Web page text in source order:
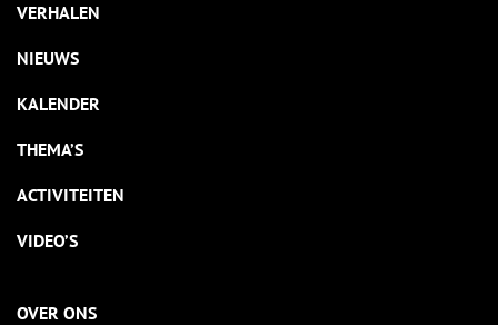
VERHALEN
NIEUWS
KALENDER
THEMA’S
ACTIVITEITEN
VIDEO’S
OVER ONS